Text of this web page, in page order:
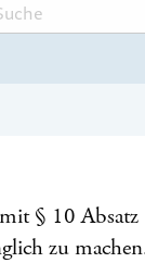
§ 10 Absatz
zu